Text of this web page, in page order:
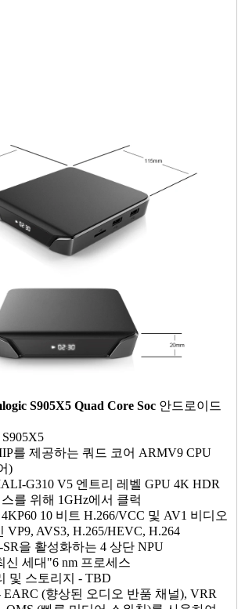
S905X5 Quad Core Soc 안드로이드
S905X5
를 제공하는 쿼드 코어 ARMV9 CPU
)
G310 V5 엔트리 레벨 GPU 4K HDR
를 위해 1GHz에서 클럭
10 비트 H.266/VCC 및 AV1 비디오
VP9, ​​AVS3, H.265/HEVC, H.264
을 활성화하는 4 상단 NPU
신 세대"6 nm 프로세스
및 스토리지 - TBD
EARC (향상된 오디오 반품 채널), VRR